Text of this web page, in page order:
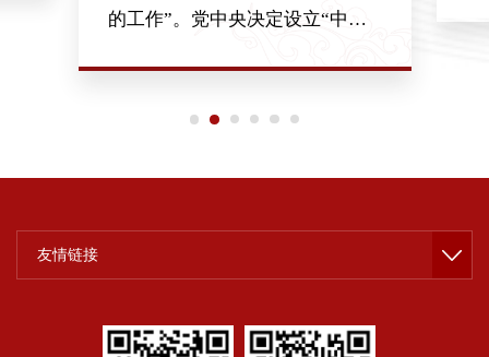
的工作”。党中央决定设立“中央
友情链接